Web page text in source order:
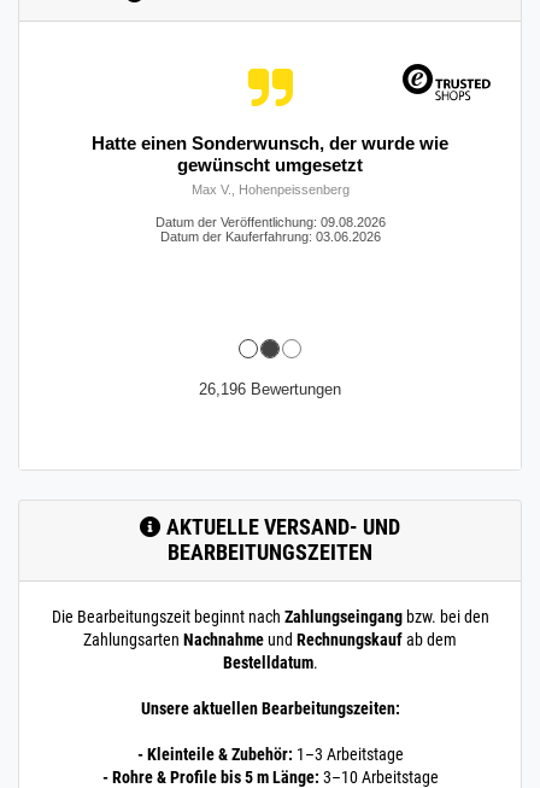
Hatte einen Sonderwunsch, der wurde wie
gewünscht umgesetzt
Max V., Hohenpeissenberg
Datum der Veröffentlichung: 09.08.2026
Datum der Kauferfahrung: 03.06.2026
26,196 Bewertungen
AKTUELLE VERSAND- UND
BEARBEITUNGSZEITEN
Die Bearbeitungszeit beginnt nach Zahlungseingangbzw. bei den
Zahlungsarten Nachnahmeund Rechnungskaufab dem
Bestelldatum.
Unsere aktuellen Bearbeitungszeiten:
- Kleinteile & Zubehör: 1–3 Arbeitstage
- Rohre & Profile bis 5 m Länge: 3–10 Arbeitstage